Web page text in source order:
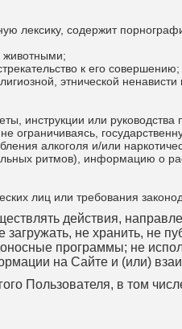
лексику, содержит
животными;
к его совершению;
этнической
инструкции или
ограничиваясь,
алкоголя и/или
ритмов), информацию о
лиц или требования
действия,
не хранить, не
программы; не
на Сайте и (или)
Пользователя, в том